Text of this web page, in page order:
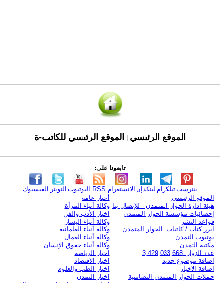
الموقع الرئيسي الموقع الرئيسي للكاتب-ة
تابعونا على:
الفيسبوك التويتر اليوتيوب RSS الانستغرام لينكدإن تيلكرامبنترست
الموقع الرئيسي
هيئة ادارة الحوار المتمدن - للإتصال بنا
إحصائيات مؤسسة الحوار المتمدن
قواعد النشر
ابرز كتاب / كاتبات الحوار المتمدن
يوتيوب التمدن
مكتبة التمدن
عدد الزوار: 3,429,033,668
اضافة موضوع جديد
اضافة الاخبار
حملات الحوار المتمدن التضامنية
أخبار عامة
وكالة أنباء المرأة
اخبار الأدب والفن
وكالة أنباء اليسار
وكالة أنباء العلمانية
وكالة أنباء العمال
وكالة أنباء حقوق الإنسان
اخبار الرياضة
اخبار الاقتصاد
اخبار الطب والعلوم
اخبار التمدن